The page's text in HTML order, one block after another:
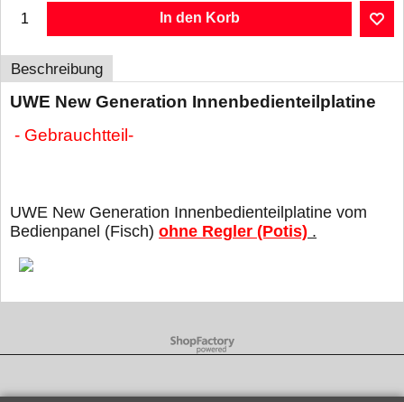
In den Korb
Beschreibung
UWE New Generation Innenbedienteilplatine
- Gebrauchtteil-
UWE New Generation Innenbedienteilplatine vom
Bedienpanel (Fisch) ohne Regler (Potis) .
WebShop erstellt mit ShopFactory Shop Software.